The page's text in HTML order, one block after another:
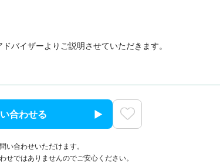
バイザーよりご説明させていただきます。
合わせる
い合わせいただけます。
せではありませんのでご安心ください。